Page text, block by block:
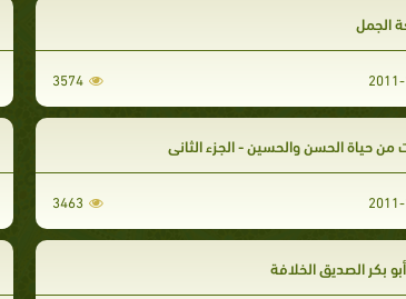
الجمل
3574
من حياة الحسن والحسين - الجزء الثاني
3463
بكر الصديق الخلافة